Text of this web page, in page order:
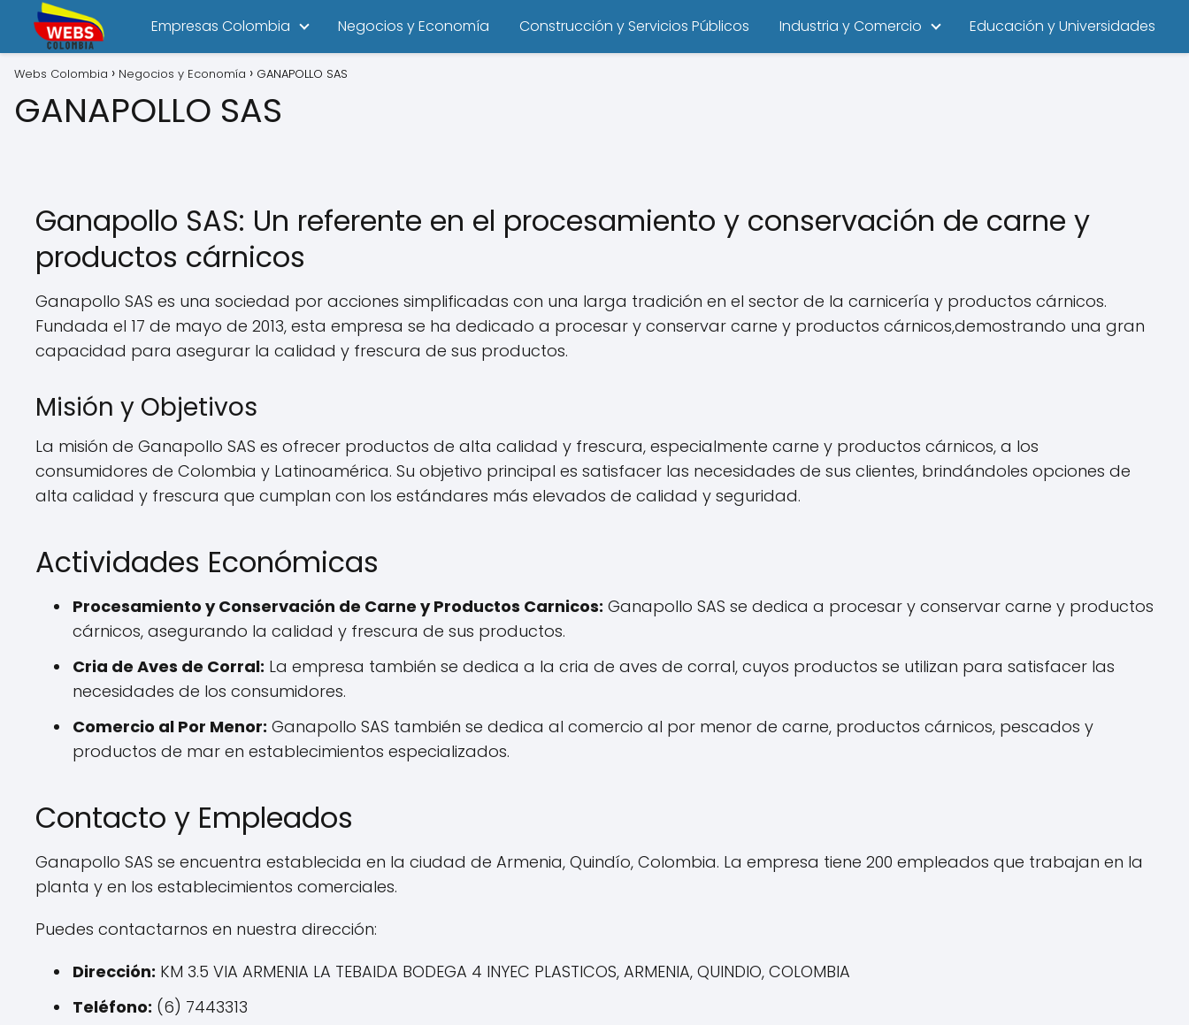
Empresas Colombia Negocios y Economía Construcción y Servicios Públicos Industria y Comercio Educación y Universidades
Webs Colombia Negocios y Economía GANAPOLLO SAS
GANAPOLLO SAS
Ganapollo SAS: Un referente en el procesamiento y conservación de carne y
productos cárnicos
Ganapollo SAS es una sociedad por acciones simplificadas con una larga tradición en el sector de la carnicería y productos cárnicos.
Fundada el 17 de mayo de 2013, esta empresa se ha dedicado a procesar y conservar carne y productos cárnicos,demostrando una gran
capacidad para asegurar la calidad y frescura de sus productos.
Misión y Objetivos
La misión de Ganapollo SAS es ofrecer productos de alta calidad y frescura, especialmente carne y productos cárnicos, a los
consumidores de Colombia y Latinoamérica. Su objetivo principal es satisfacer las necesidades de sus clientes, brindándoles opciones de
alta calidad y frescura que cumplan con los estándares más elevados de calidad y seguridad.
Actividades Económicas
Procesamiento y Conservación de Carne y Productos Carnicos: Ganapollo SAS se dedica a procesar y conservar carne y productos
cárnicos, asegurando la calidad y frescura de sus productos.
Cria de Aves de Corral: La empresa también se dedica a la cria de aves de corral, cuyos productos se utilizan para satisfacer las
necesidades de los consumidores.
Comercio al Por Menor: Ganapollo SAS también se dedica al comercio al por menor de carne, productos cárnicos, pescados y
productos de mar en establecimientos especializados.
Contacto y Empleados
Ganapollo SAS se encuentra establecida en la ciudad de Armenia, Quindío, Colombia. La empresa tiene 200 empleados que trabajan en la
planta y en los establecimientos comerciales.
Puedes contactarnos en nuestra dirección:
Dirección: KM 3.5 VIA ARMENIA LA TEBAIDA BODEGA 4 INYEC PLASTICOS, ARMENIA, QUINDIO, COLOMBIA
Teléfono: (6) 7443313